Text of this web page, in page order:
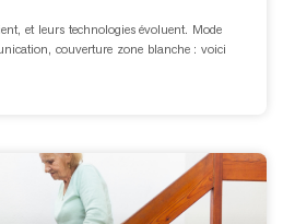
et leurs technologies évoluent. Mode
couverture zone blanche : voici